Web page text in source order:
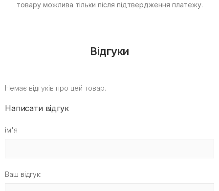
товару можлива тільки після підтвердження платежу.
Відгуки
Немає відгуків про цей товар.
Написати відгук
ім'я
Ваш відгук: